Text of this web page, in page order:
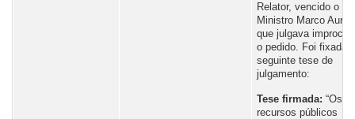
Relator, vencido o
Ministro Marco
que julgava
o pedido. Foi fixada a
seguinte tese de
julgamento:
Tese firmada: “Os
recursos públicos